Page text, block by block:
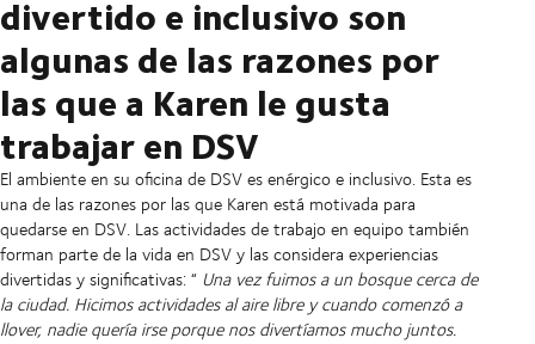
divertido e inclusivo son
algunas de las razones por
las que a Karen le gusta
trabajar en DSV
El ambiente en su oficina de DSV es enérgico e inclusivo. Esta es
una de las razones por las que Karen está motivada para
quedarse en DSV. Las actividades de trabajo en equipo también
forman parte de la vida en DSV y las considera experiencias
divertidas y significativas: “ Una vez fuimos a un bosque cerca de
la ciudad. Hicimos actividades al aire libre y cuando comenzó a
llover, nadie quería irse porque nos divertíamos mucho juntos.